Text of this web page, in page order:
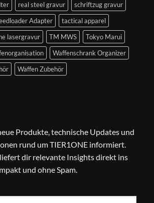
real steel gravur
schriftzug gravur
Adapter
tactical apparel
lasergravur TM MWS
Tokyo Marui
Waffenschrank Organizer
Waffen Zubehör
Produkte, technische Updates und
rund um TIER1ONE informiert.
dir relevante Insights direkt ins
und ohne Spam.